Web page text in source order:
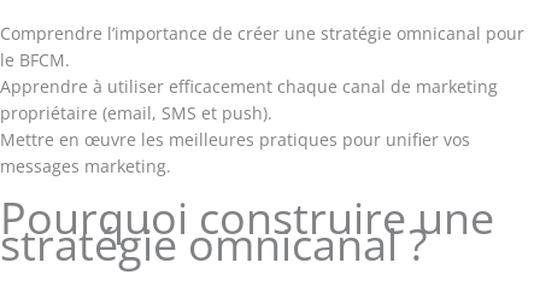
Comprendre l’importance de créer une stratégie omnicanal pour
le BFCM.
Apprendre à utiliser efficacement chaque canal de marketing
propriétaire (email, SMS et push).
Mettre en œuvre les meilleures pratiques pour unifier vos
messages marketing.
Pourquoi construire une
stratégie omnicanal ?